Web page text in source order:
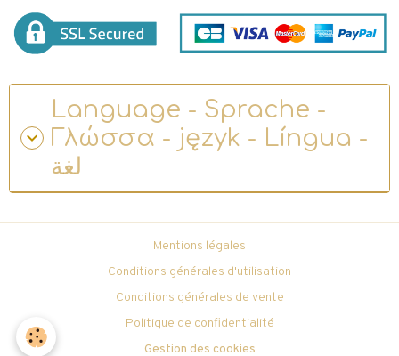
Language - Sprache -
Γλώσσα - język - Língua -
لغة
Mentions légales
Conditions générales d'utilisation
Conditions générales de vente
Politique de confidentialité
Gestion des cookies